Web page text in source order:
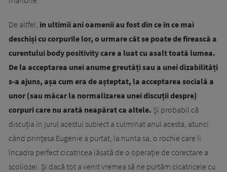
De altfel, în ultimii ani oamenii au fost din ce în ce mai
deschiși cu corpurile lor, o urmare cât se poate de firească a
curentului body positivity care a luat cu asalt toată lumea.
De la acceptarea unei anume greutăți sau a unei dizabilități
s-a ajuns, așa cum era de așteptat, la acceptarea socială a
unor (sau măcar la normalizarea unei discuții despre)
corpuri care nu arată neapărat ca altele. Și probabil că
discuția în jurul acestui subiect a culminat anul acesta, atunci
când prințesa Eugenie a purtat, la nunta sa, o rochie care îi
încadra perfect cicatricea lăsată de o operație de corectare a
scoliozei. Și dacă tot a venit vremea să ne purtăm cicatricele cu